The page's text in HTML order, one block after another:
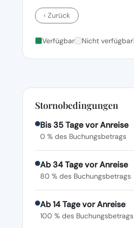
‹ Zurück
Verfügbar Nicht verfügbar
Stornobedingungen
Bis 35 Tage vor Anreise
0 % des Buchungsbetrags
Ab 34 Tage vor Anreise
80 % des Buchungsbetrags
Ab 14 Tage vor Anreise
100 % des Buchungsbetrags